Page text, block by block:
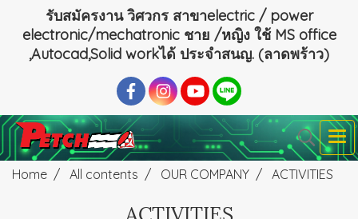
รับสมัครงาน วิศวกร สาขาelectric / power
electronic/mechatronic ชาย /หญิง ใช้ MS office
,Autocad,Solid workได้ ประจำสนญ. (ลาดพร้าว)
Home All contents OUR COMPANY ACTIVITIES
ACTIVITIES